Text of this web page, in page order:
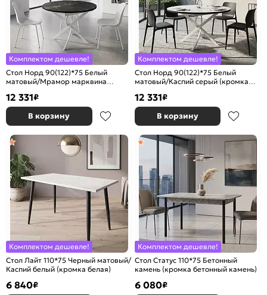
Комплектом дешевле!
Стол Норд 90(122)*75 Белый
матовый/Мрамор марквина
12 331₽
В корзину
Комплектом дешевле!
Стол Норд 90(122)*75 Белый
матовый/Каспий серый (кромка
12 331₽
В корзину
Комплектом дешевле!
Стол Лайт 110*75 Черный матовый/
Каспий белый (кромка белая)
6 840₽
Комплектом дешевле!
Стол Статус 110*75 Бетонный
камень (кромка бетонный камень)
6 080₽